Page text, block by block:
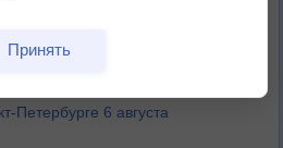
6 августа
Петербурге 6 августа
Принять